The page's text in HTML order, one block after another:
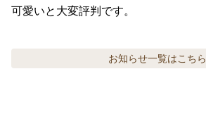
可愛いと大変評判です。
お知らせ一覧はこちら